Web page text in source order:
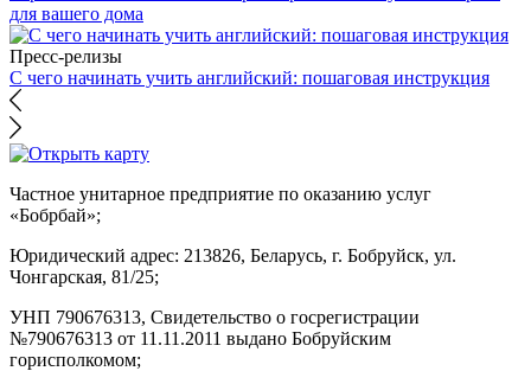
для вашего дома
Пресс-релизы
С чего начинать учить английский: пошаговая инструкция
Частное унитарное предприятие по оказанию услуг
«Бобрбай»;
Юридический адрес: 213826, Беларусь, г. Бобруйск, ул.
Чонгарская, 81/25;
УНП 790676313, Свидетельство о госрегистрации
№790676313 от 11.11.2011 выдано Бобруйским
горисполкомом;